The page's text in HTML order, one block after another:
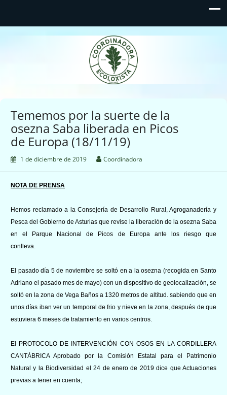
Coordinadora Ecoloxista
d'Asturies
Tememos por la suerte de la
osezna Saba liberada en Picos
de Europa (18/11/19)
1 de diciembre de 2019 Coordinadora
NOTA DE PRENSA
Hemos reclamado a la Consejería de Desarrollo Rural, Agroganadería y
Pesca del Gobierno de Asturias que revise la liberación de la osezna Saba
en el Parque Nacional de Picos de Europa ante los riesgo que
conlleva.
El pasado día 5 de noviembre se soltó en a la osezna (recogida en Santo
Adriano el pasado mes de mayo) con un dispositivo de geolocalización, se
soltó en la zona de Vega Baños a 1320 metros de altitud. sabiendo que en
unos días iban ver un temporal de frio y nieve en la zona, después de que
estuviera 6 meses de tratamiento en varios centros.
El PROTOCOLO DE INTERVENCIÓN CON OSOS EN LA CORDILLERA
CANTÁBRICA Aprobado por la Comisión Estatal para el Patrimonio
Natural y la Biodiversidad el 24 de enero de 2019 dice que Actuaciones
previas a tener en cuenta;